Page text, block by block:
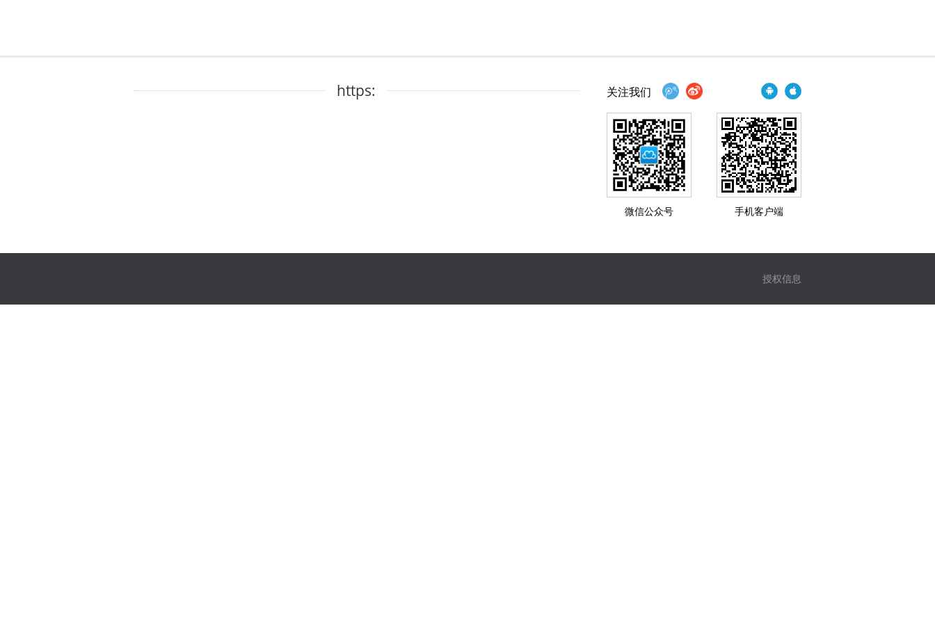
https: 关注我们
微信公众号 手机客户端
授权信息